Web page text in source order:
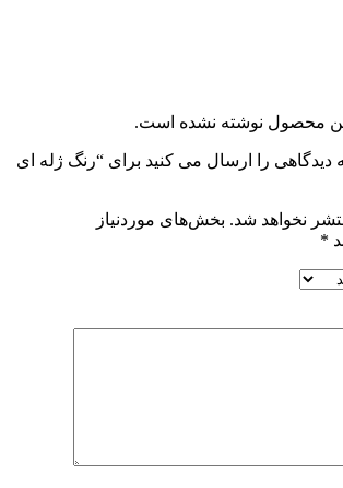
محصول نوشته نشده است.
دیدگاهی را ارسال می کنید برای “رنگ ژله ای
نخواهد شد. بخش‌های موردنیاز
*